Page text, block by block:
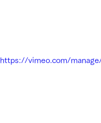
https://vimeo.com/